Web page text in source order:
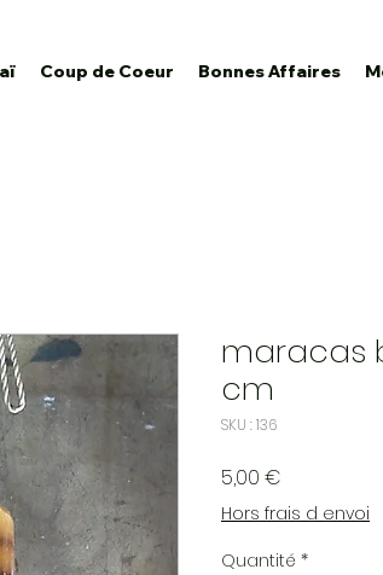
Coup de Coeur Bonnes Affaires
maracas
cm
SKU : 136
5,00 €
Hors frais d envoi
Quantité *